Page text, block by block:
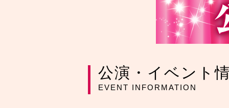
公演・イベント
EVENT INFORMATION